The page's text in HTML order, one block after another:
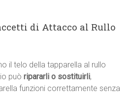
di Attacco al Rullo
il telo della tapparella al rullo
puòripararli o sostituirli,
funzioni correttamente senza